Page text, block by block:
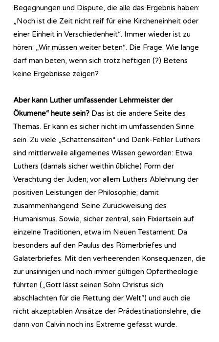
Begegnungen und Dispute, die alle das Ergebnis haben:
„Noch ist die Zeit nicht reif für eine Kircheneinheit oder
einer Einheit in Verschiedenheit“. Immer wieder ist zu
hören: „Wir müssen weiter beten“. Die Frage. Wie lange
darf man beten, wenn sich trotz heftigen (?) Betens
keine Ergebnisse zeigen?
Aber kann Luther umfassender Lehrmeister der
Ökumene“ heute sein? Das ist die andere Seite des
Themas. Er kann es sicher nicht im umfassenden Sinne
sein. Zu viele „Schattenseiten“ und Denk-Fehler Luthers
sind mittlerweile allgemeines Wissen geworden: Etwa
Luthers (damals sicher weithin übliche) Form der
Verachtung der Juden; vor allem Luthers Ablehnung der
positiven Leistungen der Philosophie; damit
zusammenhängend: Seine Zurückweisung des
Humanismus. Sowie, sicher zentral, sein Fixiertsein auf
einzelne Traditionen, etwa im Neuen Testament: Da
besonders auf den Paulus des Römerbriefes und
Galaterbriefes. Mit den verheerenden Konsequenzen, die
zur unsinnigen und noch immer gültigen Opfertheologie
führten („Gott lässt seinen Sohn Christus sich
abschlachten für die Rettung der Welt“) und auch die
nicht akzeptablen Ansätze der Prädestinationslehre, die
dann von Calvin noch ins Extreme gefasst wurde.